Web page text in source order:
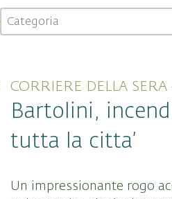
Categoria
Select content
Select content
CORRIERE DELLA
Bartolini,
tutta la citta’
Un impressionante rogo